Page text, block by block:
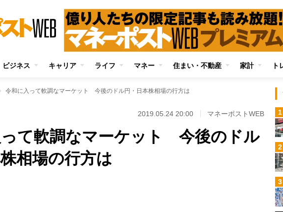
ビジネス キャリア ライフ マネー 住まい・不動産 家計 ト
令和に入って軟調なマーケット 今後のドル円・日本株相場の行方は
2019.05.24 20:00 マネーポストWEB
て軟調なマーケット 今後のドル
相場の行方は
1
2
3